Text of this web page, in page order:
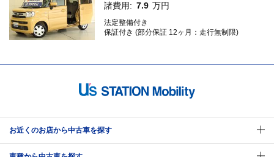
諸費用: 7.9 万円
法定整備付き
保証付き (部分保証 12ヶ月：走行無制限)
お近くのお店から中古車を探す